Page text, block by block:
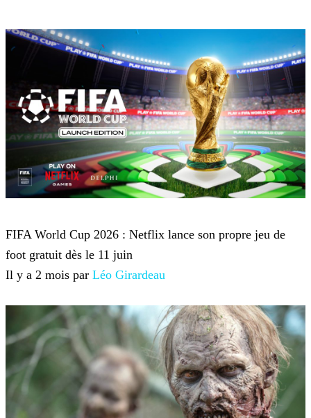
FIFA World Cup 2026 : Netflix lance son propre jeu de
foot gratuit dès le 11 juin
Il y a 2 mois par Léo Girardeau